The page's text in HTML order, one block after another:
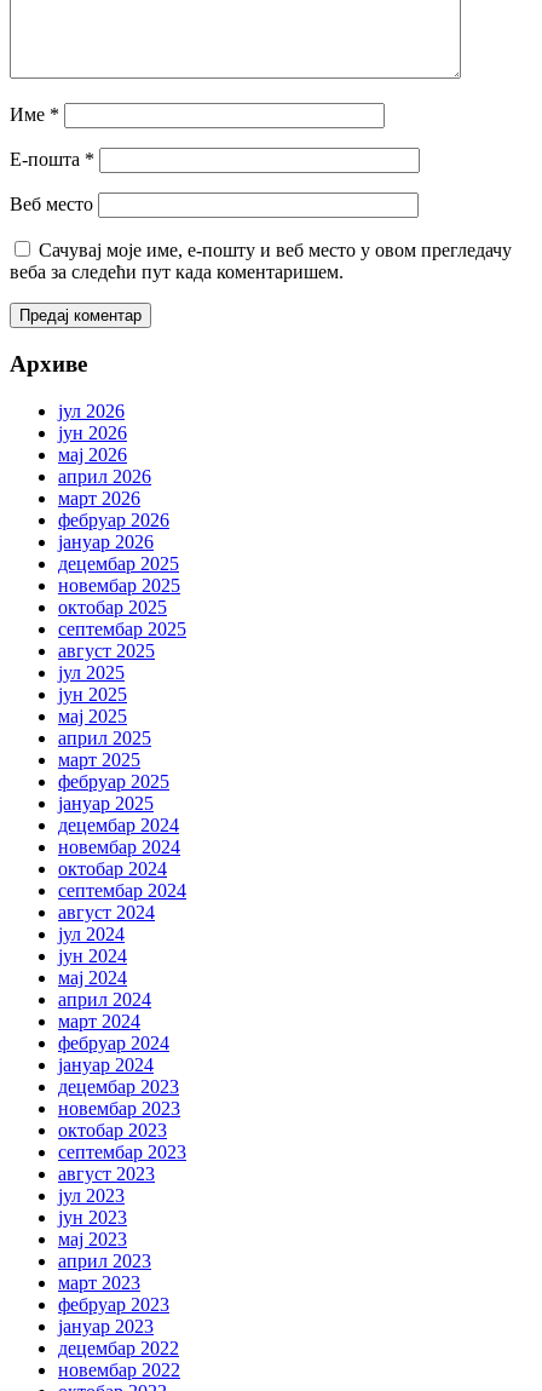
Име *
Е-пошта *
Веб место
Сачувај моје име, е-пошту и веб место у овом прегледачу
веба за следећи пут када коментаришем.
Архиве
јул 2026
јун 2026
мај 2026
април 2026
март 2026
фебруар 2026
јануар 2026
децембар 2025
новембар 2025
октобар 2025
септембар 2025
август 2025
јул 2025
јун 2025
мај 2025
април 2025
март 2025
фебруар 2025
јануар 2025
децембар 2024
новембар 2024
октобар 2024
септембар 2024
август 2024
јул 2024
јун 2024
мај 2024
април 2024
март 2024
фебруар 2024
јануар 2024
децембар 2023
новембар 2023
октобар 2023
септембар 2023
август 2023
јул 2023
јун 2023
мај 2023
април 2023
март 2023
фебруар 2023
јануар 2023
децембар 2022
новембар 2022